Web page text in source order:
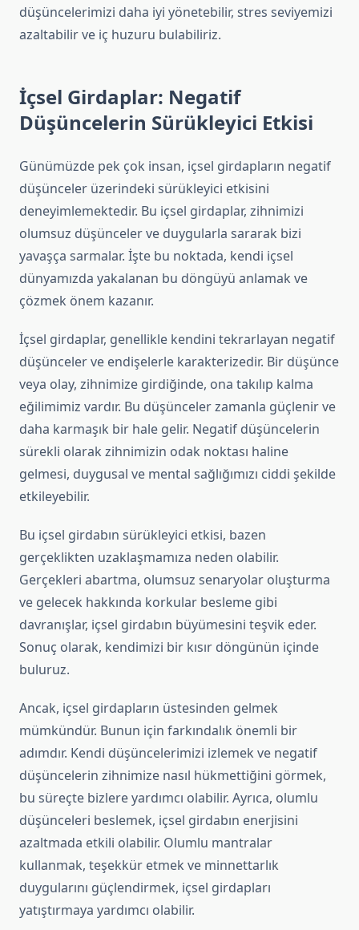
düşüncelerimizi daha iyi yönetebilir, stres seviyemizi
azaltabilir ve iç huzuru bulabiliriz.
İçsel Girdaplar: Negatif
Düşüncelerin Sürükleyici Etkisi
Günümüzde pek çok insan, içsel girdapların negatif
düşünceler üzerindeki sürükleyici etkisini
deneyimlemektedir. Bu içsel girdaplar, zihnimizi
olumsuz düşünceler ve duygularla sararak bizi
yavaşça sarmalar. İşte bu noktada, kendi içsel
dünyamızda yakalanan bu döngüyü anlamak ve
çözmek önem kazanır.
İçsel girdaplar, genellikle kendini tekrarlayan negatif
düşünceler ve endişelerle karakterizedir. Bir düşünce
veya olay, zihnimize girdiğinde, ona takılıp kalma
eğilimimiz vardır. Bu düşünceler zamanla güçlenir ve
daha karmaşık bir hale gelir. Negatif düşüncelerin
sürekli olarak zihnimizin odak noktası haline
gelmesi, duygusal ve mental sağlığımızı ciddi şekilde
etkileyebilir.
Bu içsel girdabın sürükleyici etkisi, bazen
gerçeklikten uzaklaşmamıza neden olabilir.
Gerçekleri abartma, olumsuz senaryolar oluşturma
ve gelecek hakkında korkular besleme gibi
davranışlar, içsel girdabın büyümesini teşvik eder.
Sonuç olarak, kendimizi bir kısır döngünün içinde
buluruz.
Ancak, içsel girdapların üstesinden gelmek
mümkündür. Bunun için farkındalık önemli bir
adımdır. Kendi düşüncelerimizi izlemek ve negatif
düşüncelerin zihnimize nasıl hükmettiğini görmek,
bu süreçte bizlere yardımcı olabilir. Ayrıca, olumlu
düşünceleri beslemek, içsel girdabın enerjisini
azaltmada etkili olabilir. Olumlu mantralar
kullanmak, teşekkür etmek ve minnettarlık
duygularını güçlendirmek, içsel girdapları
yatıştırmaya yardımcı olabilir.